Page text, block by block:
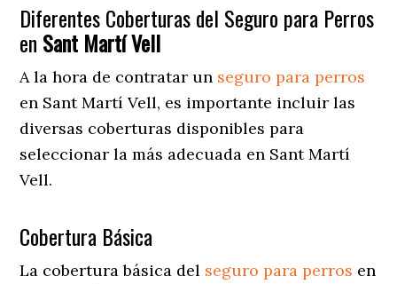
Diferentes Coberturas del Seguro para Perros
en Sant Martí Vell
A la hora de contratar un seguro para perros
en Sant Martí Vell, es importante incluir las
diversas coberturas disponibles para
seleccionar la más adecuada en Sant Martí
Vell.
Cobertura Básica
La cobertura básica del seguro para perros en